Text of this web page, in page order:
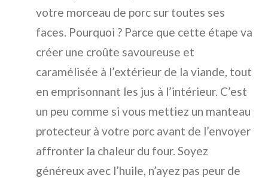
votre morceau de porc sur toutes ses
faces. Pourquoi ? Parce que cette étape va
créer une croûte savoureuse et
caramélisée à l’extérieur de la viande, tout
en emprisonnant les jus à l’intérieur. C’est
un peu comme si vous mettiez un manteau
protecteur à votre porc avant de l’envoyer
affronter la chaleur du four. Soyez
généreux avec l’huile, n’ayez pas peur de